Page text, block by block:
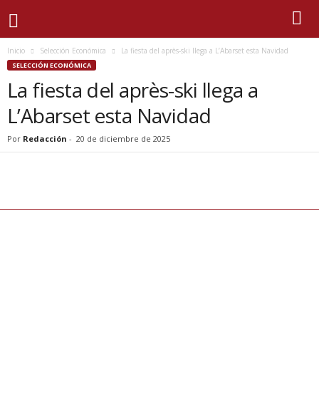
Inicio Selección Económica La fiesta del après-ski llega a L’Abarset esta Navidad
SELECCIÓN ECONÓMICA
La fiesta del après-ski llega a
L’Abarset esta Navidad
Por Redacción - 20 de diciembre de 2025